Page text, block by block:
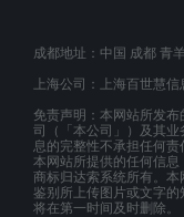
成都地址：中国 成都 青
上海公司：上海百世慧
免责声明：本网站所发
司（「本公司」）及其
息的完整性不承担任何责
本网站所提供的任何信
商标归达索系统所有。
鉴别所上传图片或文字
将在第一时间及时删除。